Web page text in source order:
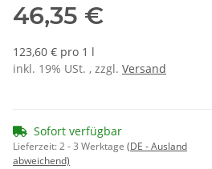
46,35 €
123,60 € pro 1 l
inkl. 19% USt. , zzgl. Versand
Sofort verfügbar
Lieferzeit:2 - 3 Werktage (DE - Ausland
abweichend)